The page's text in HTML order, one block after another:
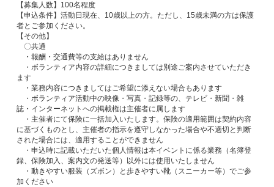
【募集人数】100名程度
【申込条件】活動日現在、10歳以上の方。ただし、15歳未満の方は保護
者とご参加ください。
【その他】
〇共通
・報酬・交通費等の支給はありません
・ボランティア内容の詳細につきましては別途ご案内させていただき
ます
・業務内容につきましてはご希望に添えない場合もあります
・ボランティア活動中の映像・写真・記録等の、テレビ・新聞・雑
誌・インターネットへの掲載権は主催者に属します
・主催者にて保険に一括加入いたします。保険の適用範囲は契約内容
に基づくものとし、主催者の指示を遵守しなかった場合や不適切と判断
された場合には、適用することができません
・申込時に記載いただいた個人情報は本イベントに係る業務（名簿登
録、保険加入、案内文の発送等）以外には使用いたしません
・動きやすい服装（ズボン）と歩きやすい靴（スニーカー等）でご参
加ください